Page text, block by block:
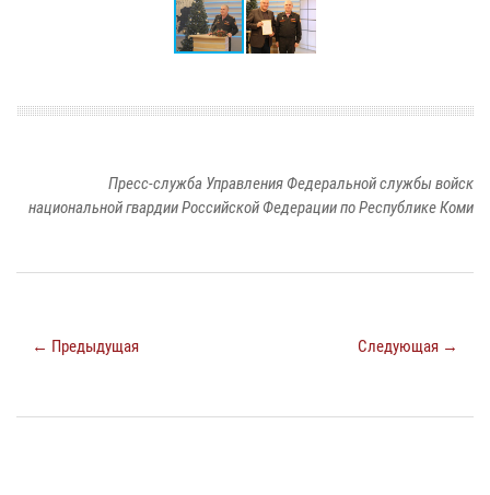
Пресс-служба Управления Федеральной службы войск
национальной гвардии Российской Федерации по Республике Коми
← Предыдущая Следующая →